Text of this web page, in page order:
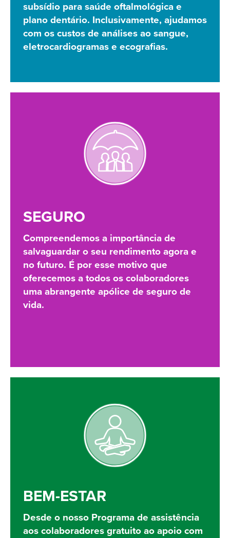
subsídio para saúde oftalmológica e
plano dentário. Inclusivamente, ajudamos
com os custos de análises ao sangue,
eletrocardiogramas e ecografias.
SEGURO
Compreendemos a importância de
salvaguardar o seu rendimento agora e
no futuro. É por esse motivo que
oferecemos a todos os colaboradores
uma abrangente apólice de seguro de
vida.
BEM-ESTAR
Desde o nosso Programa de assistência
aos colaboradores gratuito ao apoio com